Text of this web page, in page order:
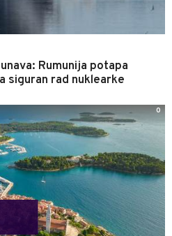
Rumunija potapa
siguran rad nuklearke
0